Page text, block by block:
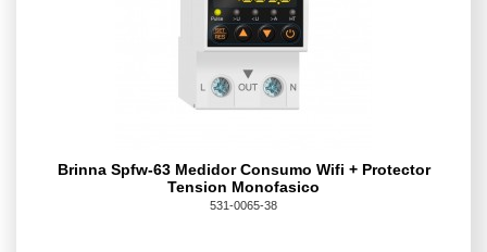
Brinna Spfw-63 Medidor Consumo Wifi + Protector
Tension Monofasico
531-0065-38